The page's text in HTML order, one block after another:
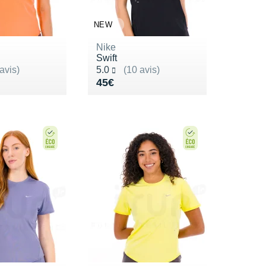
5
NEW
Nike
Swift
5.0
(10 avis)
Noté 5.0 sur 5
45€
Vendu 45€